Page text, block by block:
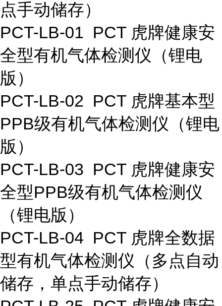
点手动储存）
PCT-LB-01 PCT 虎牌健康安
全型有机气体检测仪（锂电
版）
PCT-LB-02 PCT 虎牌基本型
PPB级有机气体检测仪（锂电
版）
PCT-LB-03 PCT 虎牌健康安
全型PPB级有机气体检测仪
（锂电版）
PCT-LB-04 PCT 虎牌全数据
型有机气体检测仪（多点自动
储存，单点手动储存）